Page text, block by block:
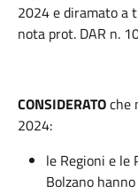
2024 e diramato a
nota prot. DAR n.
CONSIDERATOche
2024:
le Regioni e le
Bolzano